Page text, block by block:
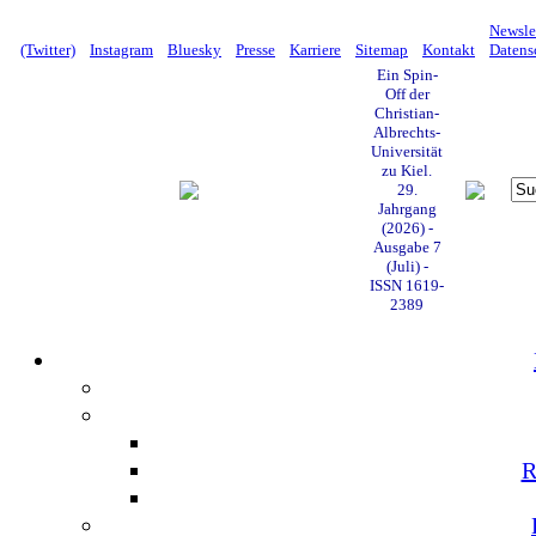
(Twitter)
Instagram Bluesky Presse Karriere Sitemap Kontakt
Ein Spin-
Off der
Christian-
Albrechts-
Universität
zu Kiel.
29.
Jahrgang
(2026) -
Ausgabe 7
(Juli) -
ISSN 1619-
2389